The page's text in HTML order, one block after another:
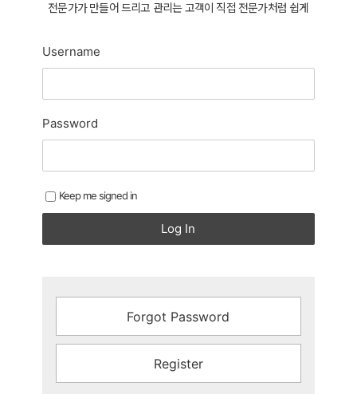
전문가가 만들어 드리고 관리는 고객이 직접 전문가처럼 쉽게
Username
Password
Keep me signed in
Log In
Forgot Password
Register